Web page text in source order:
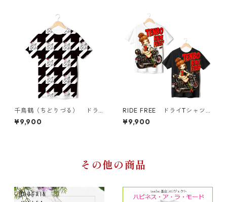
千鳥鶴（ちどりづる） ドラ
イTシャツ （キッズ〜大人X
L）
¥9,900
RIDE FREE ドライTシャツ
（キッズ〜大人XL）
¥9,900
その他の商品